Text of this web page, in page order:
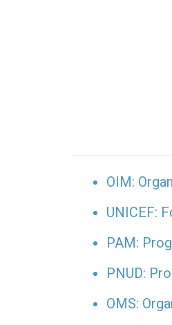
OIM:
UNICEF:
PAM:
PNUD:
OMS: